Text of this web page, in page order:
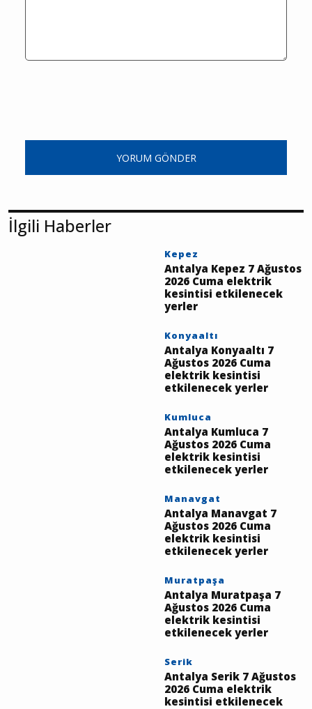
YORUM GÖNDER
Kepez
Antalya Kepez 7 Ağustos
2026 Cuma elektrik
kesintisi etkilenecek
Konyaaltı
Antalya Konyaaltı 7
Ağustos 2026 Cuma
elektrik kesintisi
Kumluca
Antalya Kumluca 7
Ağustos 2026 Cuma
elektrik kesintisi
Manavgat
Antalya Manavgat 7
Ağustos 2026 Cuma
elektrik kesintisi
Muratpaşa
Antalya Muratpaşa 7
Ağustos 2026 Cuma
elektrik kesintisi
Serik
Antalya Serik 7 Ağustos